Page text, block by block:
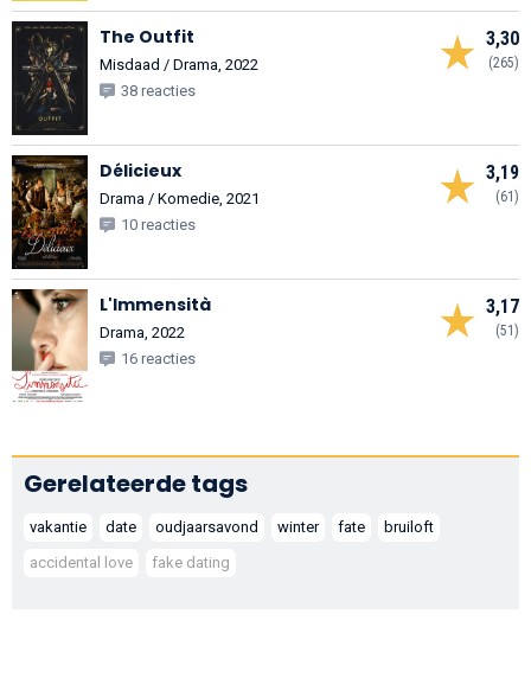
3,30
(265)
The Outfit
Misdaad / Drama, 2022
38 reacties
3,19
(61)
Délicieux
Drama / Komedie, 2021
10 reacties
3,17
(51)
L'Immensità
Drama, 2022
16 reacties
Gerelateerde tags
vakantie date oudjaarsavond winter fate
bruiloft
accidental love
fake dating